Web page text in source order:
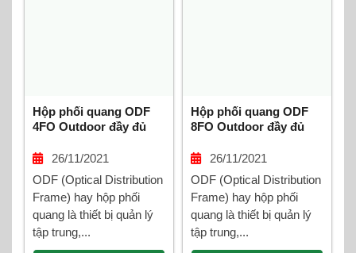
Hộp phối quang ODF
4FO Outdoor đầy đủ
26/11/2021
ODF (Optical Distribution
Frame) hay hộp phối
quang là thiết bị quản lý
tập trung,...
Hộp phối quang ODF
8FO Outdoor đầy đủ
26/11/2021
ODF (Optical Distribution
Frame) hay hộp phối
quang là thiết bị quản lý
tập trung,...